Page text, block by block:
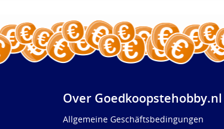
Over Goedkoopstehobby.nl
Allgemeine Geschäftsbedingungen